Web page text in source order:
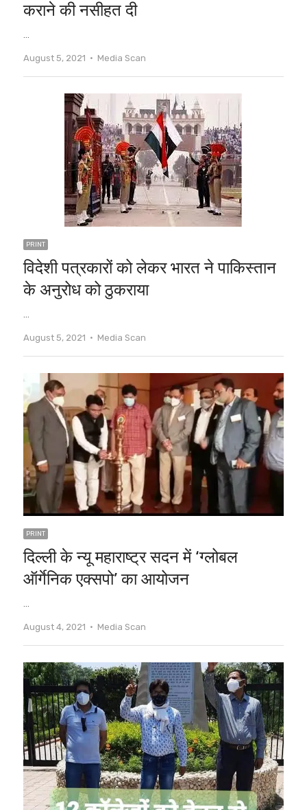
कराने की नसीहत दी
…
August 5, 2021 Author
Media Scan
PRINT
विदेशी पत्रकारों को लेकर भारत ने पाकिस्तान
के अनुरोध को ठुकराया
…
August 5, 2021 Author
Media Scan
PRINT
दिल्ली के न्यू महाराष्ट्र सदन में ‘ग्लोबल
ऑर्गेनिक एक्सपो’ का आयोजन
…
August 4, 2021 Author
Media Scan